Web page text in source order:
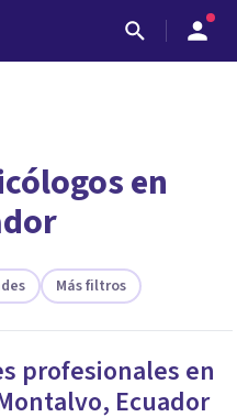
encontrar el
y te ofreceremos
en
Más filtros
profesionales en
, Ecuador